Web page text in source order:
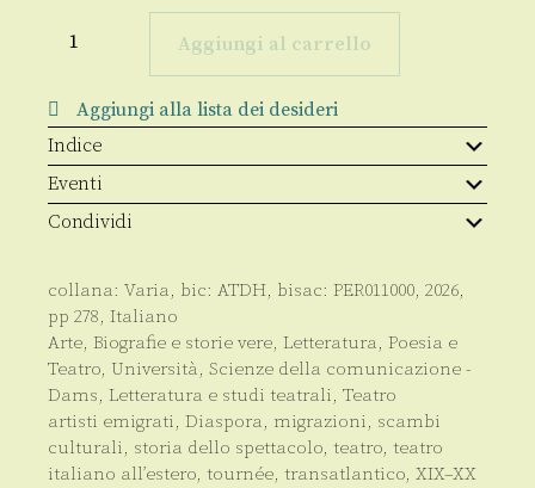
e
al
di
là
dell'Oceano
quantità
Aggiungi al carrello
Aggiungi alla lista dei desideri
Indice
Eventi
Condividi
collana: Varia, bic: ATDH, bisac: PER011000, 2026,
pp 278, Italiano
Arte, Biografie e storie vere, Letteratura, Poesia e
Teatro, Università, Scienze della comunicazione -
Dams, Letteratura e studi teatrali, Teatro
artisti emigrati, Diaspora, migrazioni, scambi
culturali, storia dello spettacolo, teatro, teatro
italiano all’estero, tournée, transatlantico, XIX–XX